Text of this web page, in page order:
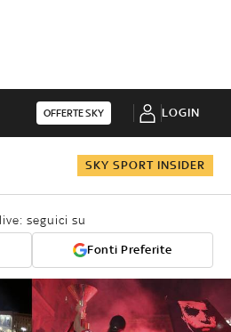
OFFERTE SKY LOGIN
SKY SPORT INSIDER
seguici su
Fonti Preferite